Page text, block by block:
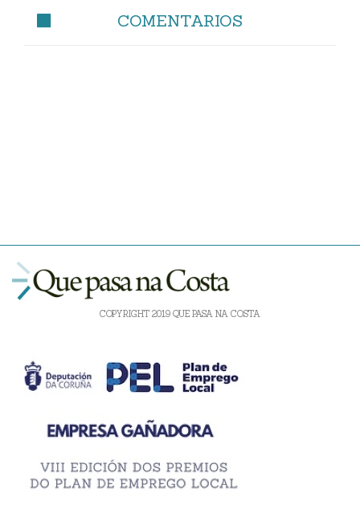
COMENTARIOS
COPYRIGHT 2019 QUE PASA NA COSTA